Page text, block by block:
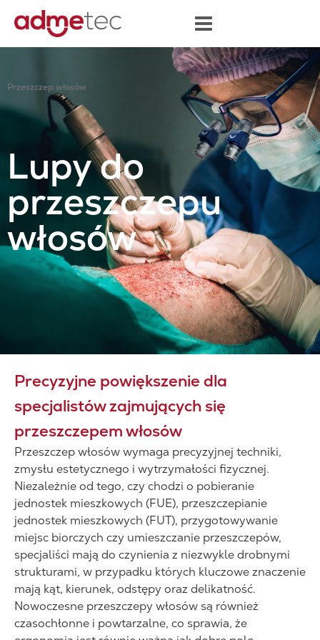
treści
Przeszczep włosów
Lupy do
przeszczepu
włosów
Precyzyjne powiększenie dla
specjalistów zajmujących się
przeszczepem włosów
Przeszczep włosów wymaga precyzyjnej techniki,
zmysłu estetycznego i wytrzymałości fizycznej.
Niezależnie od tego, czy chodzi o pobieranie
jednostek mieszkowych (FUE), przeszczepianie
jednostek mieszkowych (FUT), przygotowywanie
miejsc biorczych czy umieszczanie przeszczepów,
specjaliści mają do czynienia z niezwykle drobnymi
strukturami, w przypadku których kluczowe znaczenie
mają kąt, kierunek, odstępy oraz delikatność.
Nowoczesne przeszczepy włosów są również
czasochłonne i powtarzalne, co sprawia, że